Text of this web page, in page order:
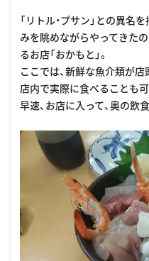
「リトル・プサン」との異名
みを眺めながらやってきた
るお店「おかもと」。
ここでは、新鮮な魚介類が
店内で実際に食べることも可
早速、お店に入って、奥の飲